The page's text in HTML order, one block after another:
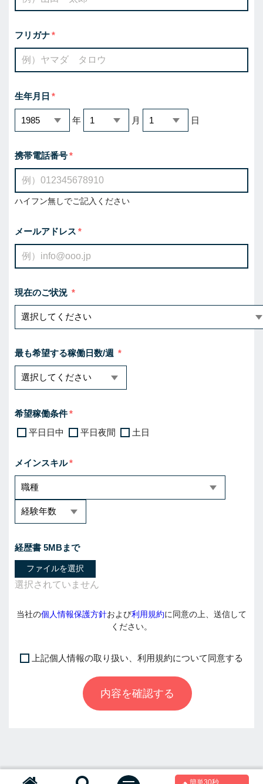
フリガナ
生年月日
年 月 日
携帯電話番号
ハイフン無しでご記入ください
メールアドレス
現在のご状況
最も希望する稼働日数/週
希望稼働条件
平日日中
平日夜間 土日
メインスキル
経歴書 5MBまで
ファイルを選択
当社の個人情報保護方針および利用規約に同意の上、送信して
ください。
上記個人情報の取り扱い、利用規約について同意する
内容を確認する
簡単30秒